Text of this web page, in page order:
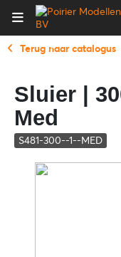
Terug naar catalogus
Sluier |
Med
S481-300--1--MED